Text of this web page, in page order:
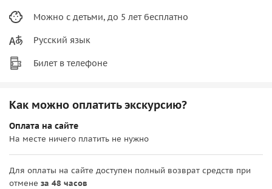
Можно с детьми, до 5 лет бесплатно
Русский язык
Билет в телефоне
Как можно оплатить экскурсию?
Оплата на сайте
На месте ничего платить не нужно
Для оплаты на сайте доступен полный возврат средств при
отмене за 48 часов